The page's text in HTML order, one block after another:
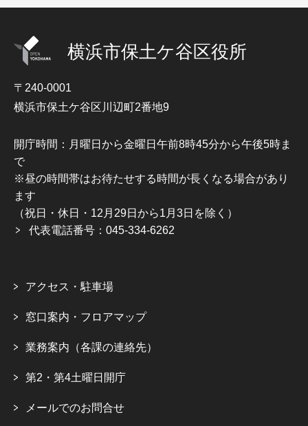
横浜市保土ケ谷区役所
〒240-0001
横浜市保土ケ谷区川辺町2番地9
開庁時間：月曜日から金曜日午前8時45分から午後5時ま
で
※昼の時間帯はお待たせする時間が長くなる場合があり
ます
（祝日・休日・12月29日から1月3日を除く）
代表電話番号：045-334-6262
アクセス・駐車場
窓口案内・フロアマップ
業務案内（各課の連絡先）
第2・第4土曜日開庁
メールでのお問合せ